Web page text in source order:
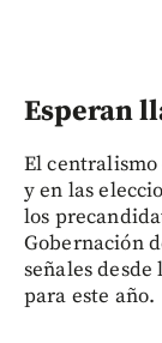
Esperan
El
y en las
los
Gobernación
señales
para este año.